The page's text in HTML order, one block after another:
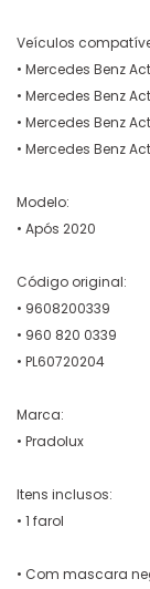
Veículos
• Mercedes Benz
• Mercedes Benz
• Mercedes Benz
• Mercedes Benz
Modelo:
• Após 2020
Código original:
• 9608200339
• 960 820 0339
• PL60720204
Marca:
• Pradolux
Itens inclusos:
• 1 farol
• Com mascara